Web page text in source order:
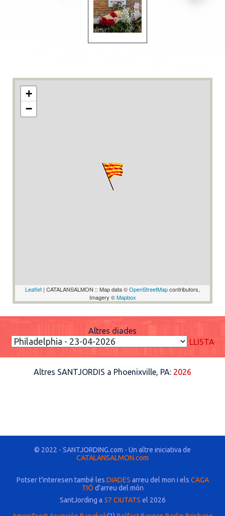
+
−
Leaflet | CATALANSALMON :: Map data ©OpenStreetMapcontributors,
Imagery ©Mapbox
Altres diades
LLISTA
Altres SANTJORDIS a Phoenixville, PA: 2026
© 2022 - SANTJORDING.com - Un altre iniciativa de
CATALANSALMON.com
Potser t'interesen també les DIADES arreu del mon i els CAGA
TIÓ d'arreu del món
SantJording a 57 CIUTATS el 2026